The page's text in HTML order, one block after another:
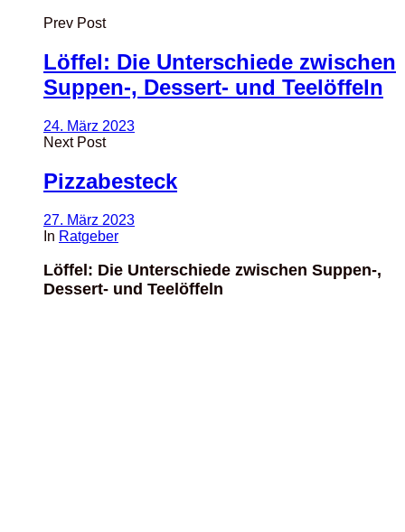
Prev Post
Löffel: Die Unterschiede zwischen
Suppen-, Dessert- und Teelöffeln
24. März 2023
Next Post
Pizzabesteck
27. März 2023
In Ratgeber
Löffel: Die Unterschiede zwischen Suppen-,
Dessert- und Teelöffeln